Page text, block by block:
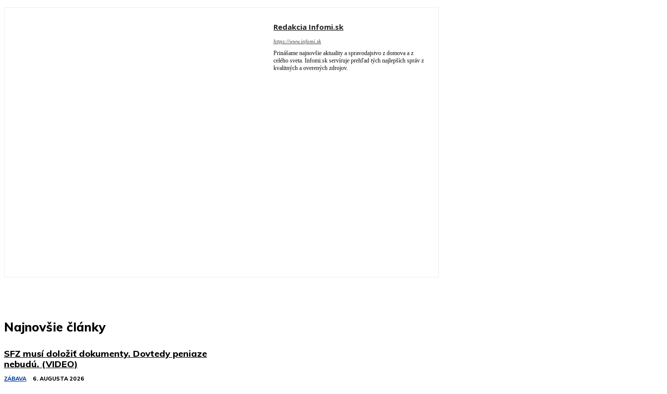
Redakcia Infomi.sk
https://www.infomi.sk
Prinášame najnovšie aktuality a spravodajstvo z domova a z
celého sveta. Infomi.sk servíruje prehľad tých najlepších správ z
kvalitných a overených zdrojov.
Najnovšie články
SFZ musí doložiť dokumenty. Dovtedy peniaze
nebudú. (VIDEO)
ZÁBAVA 6. AUGUSTA 2026